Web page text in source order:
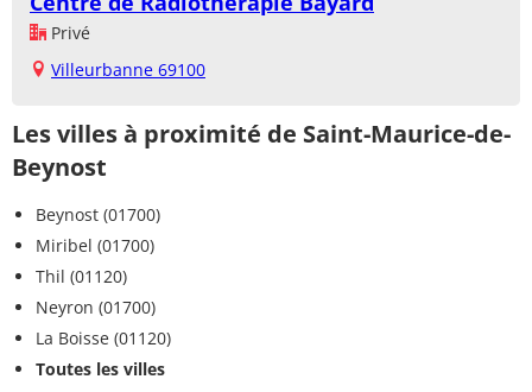
Privé
Villeurbanne 69100
Les villes à proximité de Saint-Maurice-de-
Beynost
Beynost (01700)
Miribel (01700)
Thil (01120)
Neyron (01700)
La Boisse (01120)
Toutes les villes